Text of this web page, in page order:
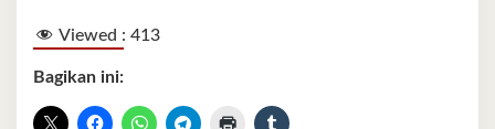
Viewed : 413
Bagikan ini: